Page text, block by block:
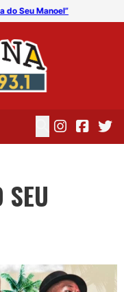
do Seu Manoel”
SEU